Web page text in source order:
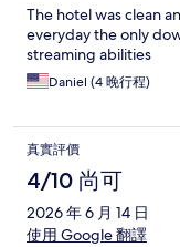
The hotel was clean
everyday the only
streaming abilities
Daniel (4 晚行程)
真實評價
4/10 尚可
2026 年 6 月 14 日
使用 Google 翻譯